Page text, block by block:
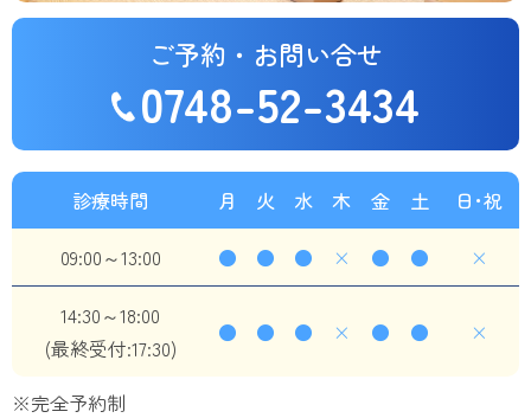
ご予約・お問い合せ
0748-52-3434
診療時間 月 火 水 木 金 土
日･祝
09:00～13:00
● ● ● × ● ● ×
14:30～18:00
(最終受付:17:30)
● ● ● × ● ● ×
※完全予約制